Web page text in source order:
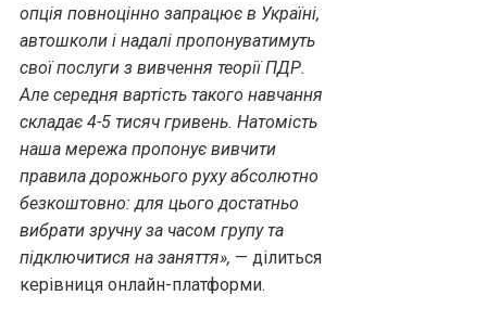
опція повноцінно запрацює в Україні,
автошколи і надалі пропонуватимуть
свої послуги з вивчення теорії ПДР.
Але середня вартість такого навчання
складає 4-5 тисяч гривень. Натомість
наша мережа пропонує вивчити
правила дорожнього руху абсолютно
безкоштовно: для цього достатньо
вибрати зручну за часом групу та
підключитися на заняття», — ділиться
керівниця онлайн-платформи.